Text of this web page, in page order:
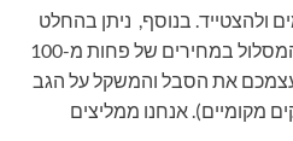
ולהצטייד. בנוסף, ניתן בהחלט
למצוא אופציות לינה לאורך המסלול במחירים של פחות מ-100
את הסבל והמשקל על הגב
מקומיים). אנחנו ממליצים